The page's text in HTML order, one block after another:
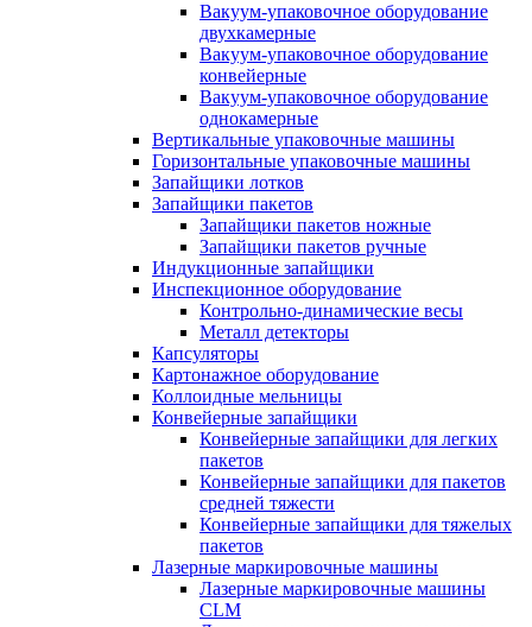
Вакуум-упаковочное оборудование
двухкамерные
Вакуум-упаковочное оборудование
конвейерные
Вакуум-упаковочное оборудование
однокамерные
Вертикальные упаковочные машины
Горизонтальные упаковочные машины
Запайщики лотков
Запайщики пакетов
Запайщики пакетов ножные
Запайщики пакетов ручные
Индукционные запайщики
Инспекционное оборудование
Контрольно-динамические весы
Металл детекторы
Капсуляторы
Картонажное оборудование
Коллоидные мельницы
Конвейерные запайщики
Конвейерные запайщики для легких
пакетов
Конвейерные запайщики для пакетов
средней тяжести
Конвейерные запайщики для тяжелых
пакетов
Лазерные маркировочные машины
Лазерные маркировочные машины
CLM